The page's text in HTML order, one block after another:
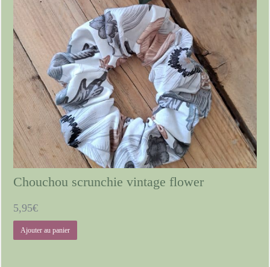
Chouchou scrunchie vintage flower
5,95€
Ajouter au panier